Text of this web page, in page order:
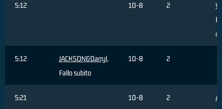
5:12 10-8 2
5:12 JACKSON&Darryl,
Fallo subito
10-8 2
5:21 10-8 2